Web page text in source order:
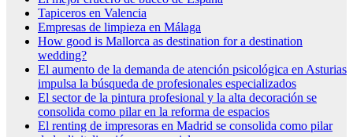
Tapiceros en Valencia
Empresas de limpieza en Málaga
How good is Mallorca as destination for a destination
wedding?
El aumento de la demanda de atención psicológica en Asturias
impulsa la búsqueda de profesionales especializados
El sector de la pintura profesional y la alta decoración se
consolida como pilar en la reforma de espacios
El renting de impresoras en Madrid se consolida como pilar